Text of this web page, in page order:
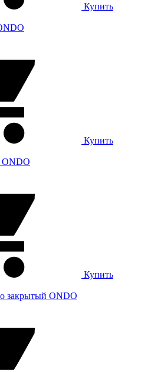
Купить
Купить
ONDO
Купить
закрытый ONDO